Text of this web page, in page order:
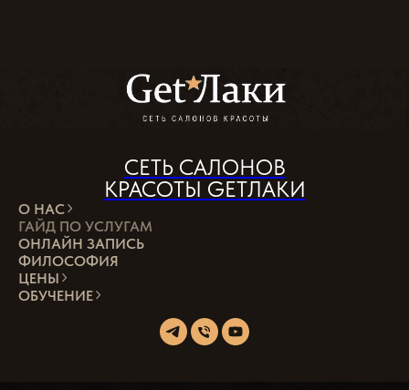
СЕТЬ САЛОНОВ
КРАСОТЫ GETЛАКИ
О НАС
ГАЙД ПО УСЛУГАМ
ОНЛАЙН ЗАПИСЬ
ФИЛОСОФИЯ
ЦЕНЫ
ОБУЧЕНИЕ